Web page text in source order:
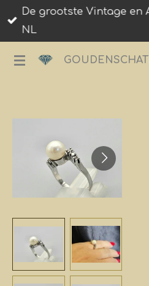
Ga
direct
de
De grootste Vintage en
NL